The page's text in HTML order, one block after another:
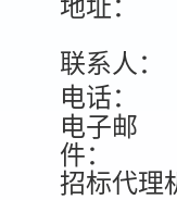
地址：
联系人：
电话：
电子邮
件：
招标代理